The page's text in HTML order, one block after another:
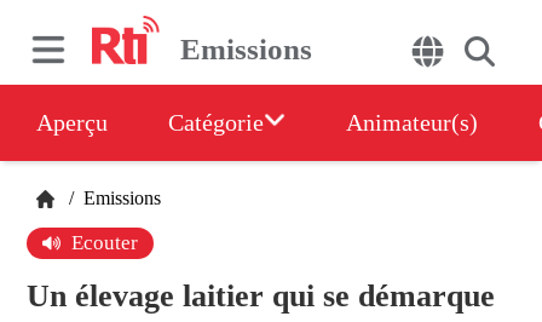
Emissions
Aperçu Catégorie Animateur(s)
/ Emissions
Ecouter
Un élevage laitier qui se démarque